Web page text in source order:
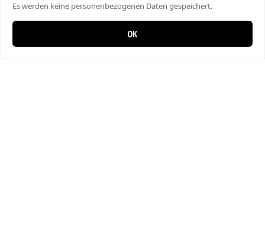
Es werden keine personenbezogenen Daten gespeichert.
OK